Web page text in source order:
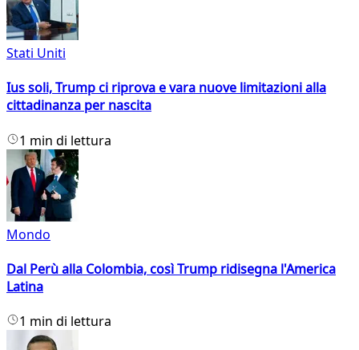
Stati Uniti
Ius soli, Trump ci riprova e vara nuove limitazioni alla
cittadinanza per nascita
1 min di lettura
Mondo
Dal Perù alla Colombia, così Trump ridisegna l'America
Latina
1 min di lettura